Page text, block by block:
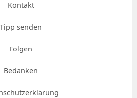
Kontakt
Tipp senden
Folgen
Bedanken